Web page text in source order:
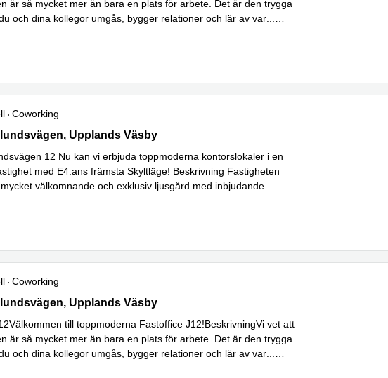
är så mycket mer än bara en plats för arbete. Det är den trygga
och dina kollegor umgås, bygger relationer och lär av var
Coworking
12, Upplands Väsby
Upplands Väsby
12 Nu kan vi erbjuda toppmoderna kontorslokaler i en
med E4:ans främsta Skyltläge! Beskrivning Fastigheten
välkomnande och exklusiv ljusgård med inbjudande
Coworking
12, Upplands Väsby
Upplands Väsby
till toppmoderna Fastoffice J12!BeskrivningVi vet att
är så mycket mer än bara en plats för arbete. Det är den trygga
och dina kollegor umgås, bygger relationer och lär av var